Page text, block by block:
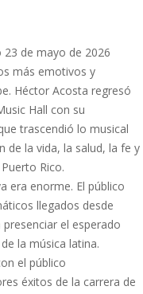
23 de mayo de 2026
más emotivos y
Héctor Acosta regresó
Hall con su
trascendió lo musical
de la vida, la salud, la fe y
Rico.
era enorme. El público
llegados desde
el esperado
la música latina.
el público
éxitos de la carrera de